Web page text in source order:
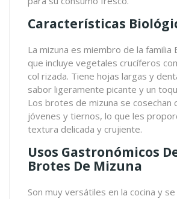
Características
La mizuna es miembro de la familia
que incluye vegetales crucíferos
col rizada. Tiene hojas largas y
sabor ligeramente picante y un
Los brotes de mizuna se cosechan
jóvenes y tiernos, lo que les
textura delicada y crujiente.
Usos Gastronómicos
Brotes De Mizuna
Son muy versátiles en la cocina y